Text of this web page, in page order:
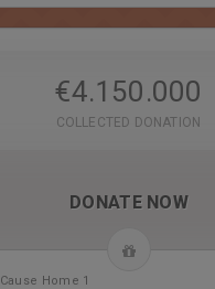
€4.150.000
COLLECTED DONATION
DONATE NOW
Cause Home 1